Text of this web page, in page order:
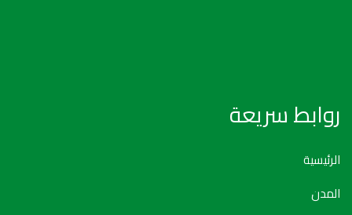
روابط سريعة
الرئيسية
المدن